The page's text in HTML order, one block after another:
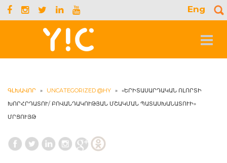
Eng
Toggle
ԳԼԽԱՎՈՐ » UNCATEGORIZED @HY » «ԵՐԻՏԱՍԱՐԴԱԿԱՆ ՈԼՈՐՏԻ
ԽՈՐՀՐԴԱՏՈՒ/ ԲՈՎԱՆԴԱԿՈՒԹՅԱՆ ՄՇԱԿՄԱՆ ՊԱՏԱՍԽԱՆԱՏՈՒԻ»
ՄՐՑՈՒՅԹ